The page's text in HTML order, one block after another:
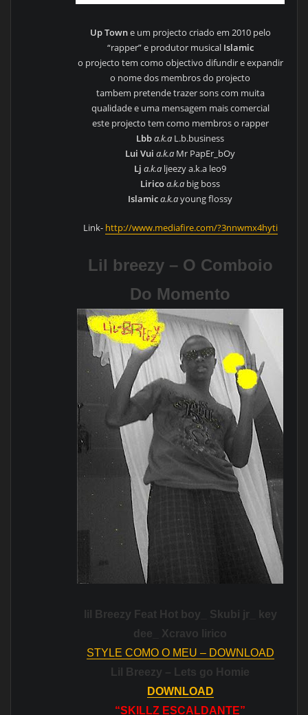
Up Towne um projecto criado em 2010 pelo
“rapper” e produtor musical Islamic
o projecto tem como objectivo difundir e expandir
o nome dos membros do projecto
tambem pretende trazer sons com muita
qualidade e uma mensagem mais comercial
este projecto tem como membros o rapper
Lbba.k.a L.b.business
Lui Vui a.k.a Mr PapEr_bOy
Lj a.k.a ljeezy a.k.a leo9
Liricoa.k.a big boss
Islamica.k.ayoung flossy
Link- http://www.mediafire.com/?3nnwmx4hyti
Lil breezy – O Comboio
Do Momento
lil Breezy Feat Hot boy_ Skubi jr_ key
dee_ Xcravo lirico
STYLE COMO O MEU – DOWNLOAD
Lil Breezy – Lets go Homie
DOWNLOAD
“SKILLZ ESCALDANTE”